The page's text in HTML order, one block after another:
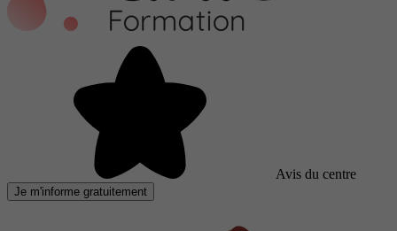
Avis du centre
Je m'informe gratuitement